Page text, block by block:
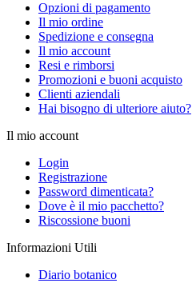
Opzioni di pagamento
Il mio ordine
Spedizione e consegna
Il mio account
Resi e rimborsi
Promozioni e buoni acquisto
Clienti aziendali
Hai bisogno di ulteriore aiuto?
Il mio account
Login
Registrazione
Password dimenticata?
Dove è il mio pacchetto?
Riscossione buoni
Informazioni Utili
Diario botanico